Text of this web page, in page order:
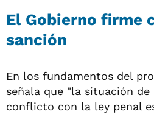
El Gobierno firme
sanción
En los fundamentos del
señala que "la situación de
conflicto con la ley penal